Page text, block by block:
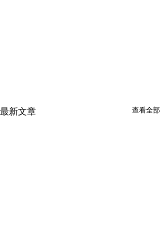
最新文章 查看全部